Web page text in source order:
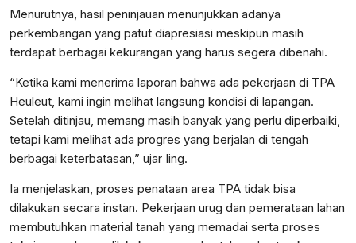
Menurutnya, hasil peninjauan menunjukkan adanya
perkembangan yang patut diapresiasi meskipun masih
terdapat berbagai kekurangan yang harus segera dibenahi.
“Ketika kami menerima laporan bahwa ada pekerjaan di TPA
Heuleut, kami ingin melihat langsung kondisi di lapangan.
Setelah ditinjau, memang masih banyak yang perlu diperbaiki,
tetapi kami melihat ada progres yang berjalan di tengah
berbagai keterbatasan,” ujar Iing.
Ia menjelaskan, proses penataan area TPA tidak bisa
dilakukan secara instan. Pekerjaan urug dan pemerataan lahan
membutuhkan material tanah yang memadai serta proses